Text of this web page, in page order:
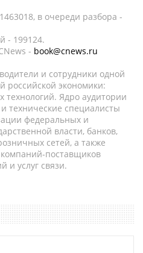
в очереди разбора -
- 199124.
- book@cnews.ru
и сотрудники одной
российской экономики:
Ядро аудитории
технические специалисты
федеральных и
власти, банков,
сетей, а также
поставщиков
и услуг связи.